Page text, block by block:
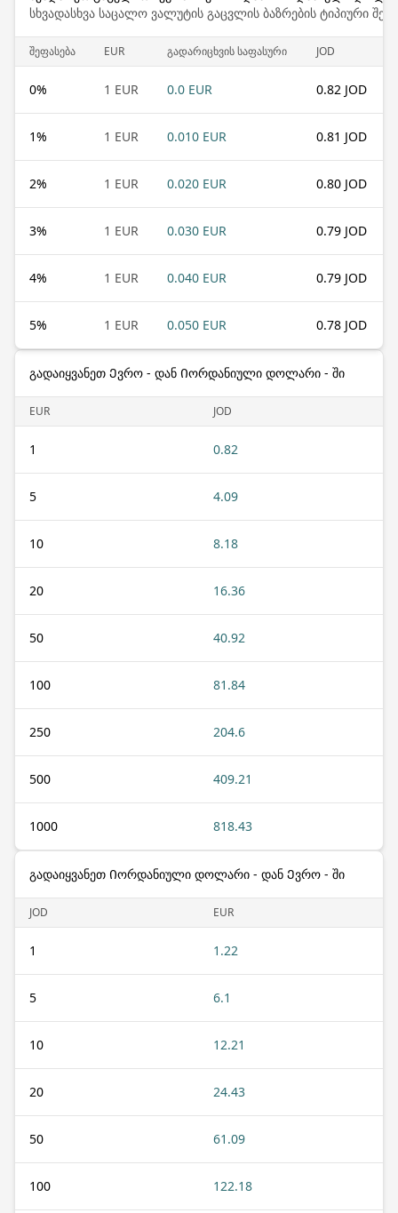
სხვადასხვა საცალო ვალუტის გაცვლის ბაზრების ტიპიური
შეფასება EUR გადარიცხვის საფასური JOD
0% 1 EUR 0.0 EUR 0.82 JOD
1% 1 EUR 0.010 EUR 0.81 JOD
2% 1 EUR 0.020 EUR 0.80 JOD
3% 1 EUR 0.030 EUR 0.79 JOD
4% 1 EUR 0.040 EUR 0.79 JOD
5% 1 EUR 0.050 EUR 0.78 JOD
გადაიყვანეთ Ევრო - დან Იორდანიული დოლარი - ში
EUR JOD
1 0.82
5 4.09
10 8.18
20 16.36
50 40.92
100 81.84
250 204.6
500 409.21
1000 818.43
გადაიყვანეთ Იორდანიული დოლარი - დან Ევრო - ში
JOD EUR
1 1.22
5 6.1
10 12.21
20 24.43
50 61.09
100 122.18